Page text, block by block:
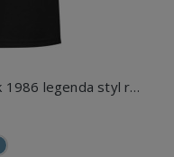
Czterdziestoletni klasyk rocznik 1986 legenda styl retro motoryzacja Męska koszulka